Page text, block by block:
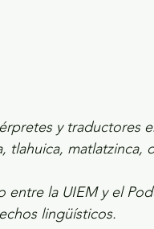
y traductores
tlahuica, matlatzinca,
entre la UIEM y el
lingüísticos.